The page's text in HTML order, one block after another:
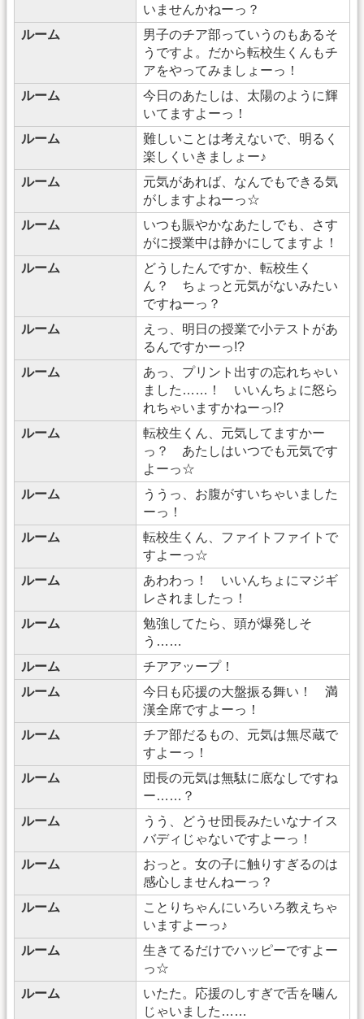
いませんかねーっ？
ルーム
男子のチア部っていうのもあるそ
うですよ。だから転校生くんもチ
アをやってみましょーっ！
ルーム
今日のあたしは、太陽のように輝
いてますよーっ！
ルーム
難しいことは考えないで、明るく
楽しくいきましょー♪
ルーム
元気があれば、なんでもできる気
がしますよねーっ☆
ルーム
いつも賑やかなあたしでも、さす
がに授業中は静かにしてますよ！
ルーム
どうしたんですか、転校生く
ん？ ちょっと元気がないみたい
ですねーっ？
ルーム
えっ、明日の授業で小テストがあ
るんですかーっ!?
ルーム
あっ、プリント出すの忘れちゃい
ました……！ いいんちょに怒ら
れちゃいますかねーっ!?
ルーム
転校生くん、元気してますかー
っ？ あたしはいつでも元気です
よーっ☆
ルーム
ううっ、お腹がすいちゃいました
ーっ！
ルーム
転校生くん、ファイトファイトで
すよーっ☆
ルーム
あわわっ！ いいんちょにマジギ
レされましたっ！
ルーム
勉強してたら、頭が爆発しそ
う……
ルーム
チアアッープ！
ルーム
今日も応援の大盤振る舞い！ 満
漢全席ですよーっ！
ルーム
チア部だるもの、元気は無尽蔵で
すよーっ！
ルーム
団長の元気は無駄に底なしですね
ー……？
ルーム
うう、どうせ団長みたいなナイス
バディじゃないですよーっ！
ルーム
おっと。女の子に触りすぎるのは
感心しませんねーっ？
ルーム
ことりちゃんにいろいろ教えちゃ
いますよーっ♪
ルーム
生きてるだけでハッピーですよー
っ☆
ルーム
いたた。応援のしすぎで舌を噛ん
じゃいました……